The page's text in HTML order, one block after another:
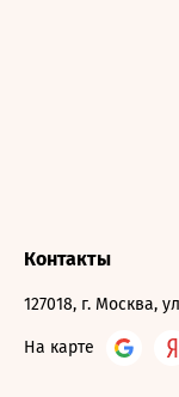
Контакты
127018, г. Москва,
На карте